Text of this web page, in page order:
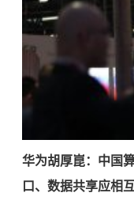
华为胡厚崑：中国
口、数据共享应相